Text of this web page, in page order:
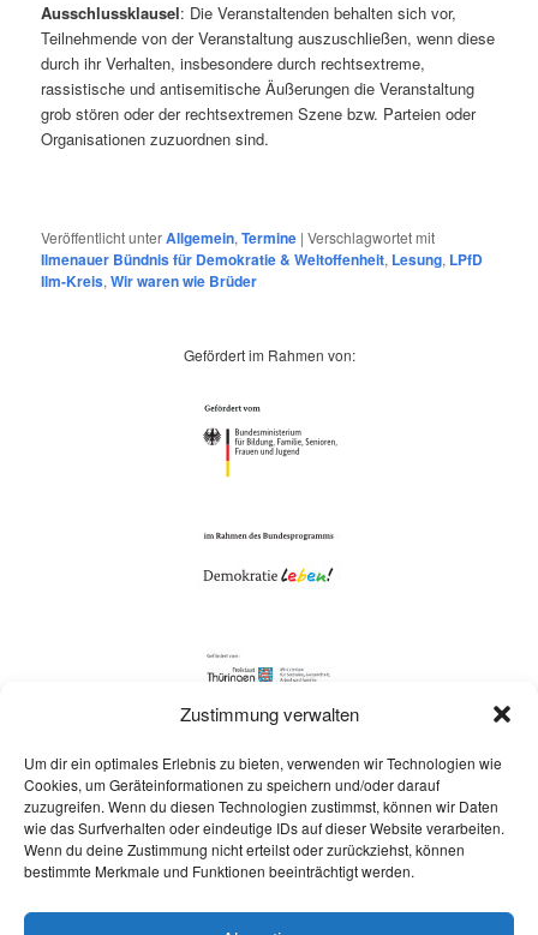
Zustimmung verwalten
Um dir ein optimales Erlebnis zu bieten, verwenden wir Technologien wie
Cookies, um Geräteinformationen zu speichern und/oder darauf
zuzugreifen. Wenn du diesen Technologien zustimmst, können wir Daten
wie das Surfverhalten oder eindeutige IDs auf dieser Website verarbeiten.
Wenn du deine Zustimmung nicht erteilst oder zurückziehst, können
bestimmte Merkmale und Funktionen beeinträchtigt werden.
Ausschlussklausel: Die Veranstaltenden behalten sich vor,
Teilnehmende von der Veranstaltung auszuschließen, wenn diese
durch ihr Verhalten, insbesondere durch rechtsextreme,
rassistische und antisemitische Äußerungen die Veranstaltung
grob stören oder der rechtsextremen Szene bzw. Parteien oder
Organisationen zuzuordnen sind.
Veröffentlicht unterAllgemein,Termine |Verschlagwortet mit
Ilmenauer Bündnis für Demokratie & Weltoffenheit, Lesung, LPfD
Ilm-Kreis,Wir waren wie Brüder
Gefördert im Rahmen von:
Social Media